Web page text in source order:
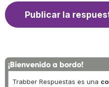
¡Bienvenido a bordo!
Trabber Respuestas es una